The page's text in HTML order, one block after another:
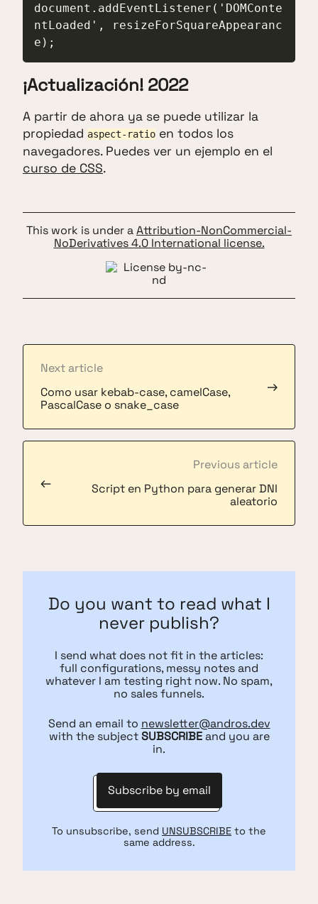
document.addEventListener('DOMConte
ntLoaded', resizeForSquareAppearanc
e);
¡Actualización! 2022
A partir de ahora ya se puede utilizar la
propiedad aspect-ratio en todos los
navegadores. Puedes ver un ejemplo en el
curso de CSS.
This work is under aAttribution-NonCommercial-
NoDerivatives 4.0 International license.
Previous article
Script en Python para generar DNI
aleatorio
←
Next article
Como usar kebab-case, camelCase,
PascalCase o snake_case
→
Do you want to read what I
never publish?
I send what does not fit in the articles:
full configurations, messy notes and
whatever I am testing right now. No spam,
no sales funnels.
Send an email to newsletter@andros.dev
with the subjectSUBSCRIBEand you are
in.
Subscribe by email
To unsubscribe, send UNSUBSCRIBE to the
same address.